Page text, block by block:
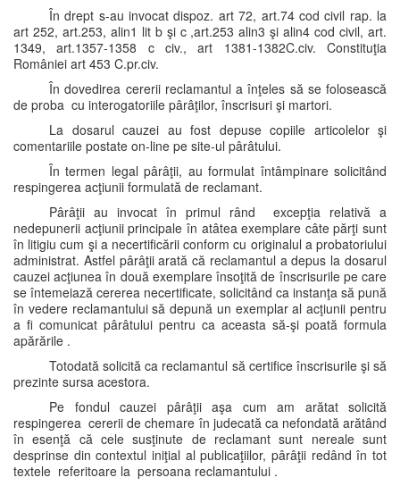
În drept s-au invocat dispoz. art 72, art.74 cod civil rap. la
art 252, art.253, alin1 lit b şi c ,art.253 alin3 şi alin4 cod civil, art.
1349, art.1357-1358 c civ., art 1381-1382C.civ. Constituţia
României art 453 C.pr.civ.
În dovedirea cererii reclamantul a înţeles să se folosească
de proba cu interogatoriile pârâţilor, înscrisuri şi martori.
La dosarul cauzei au fost depuse copiile articolelor şi
comentariile postate on-line pe site-ul pârâtului.
În termen legal pârâţii, au formulat întâmpinare solicitând
respingerea acţiunii formulată de reclamant.
Pârâţii au invocat în primul rând excepţia relativă a
nedepunerii acţiunii principale în atâtea exemplare câte părţi sunt
în litigiu cum şi a necertificării conform cu originalul a probatoriului
administrat. Astfel pârâţii arată că reclamantul a depus la dosarul
cauzei acţiunea în două exemplare însoţită de înscrisurile pe care
se întemeiază cererea necertificate, solicitând ca instanţa să pună
în vedere reclamantului să depună un exemplar al acţiunii pentru
a fi comunicat pârâtului pentru ca aceasta să-şi poată formula
apărările .
Totodată solicită ca reclamantul să certifice înscrisurile şi să
prezinte sursa acestora.
Pe fondul cauzei pârâţii aşa cum am arătat solicită
respingerea cererii de chemare în judecată ca nefondată arătând
în esenţă că cele susţinute de reclamant sunt nereale sunt
desprinse din contextul iniţial al publicaţiilor, pârâţii redând în tot
textele referitoare la persoana reclamantului .